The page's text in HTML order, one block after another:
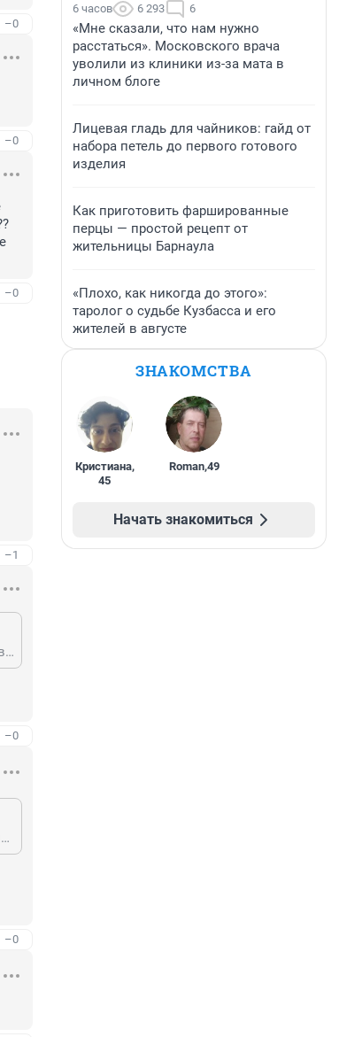
–0
–0
–0
–1
Гость, о чем это сетуете!? Мы, как больше 30 лет с колен встаём, ушли от пресловутого совка. Государство нам демократию построило, а бизнес надо бы благодарить. Чай не совок, а времена возможностей. За окном капитализм с его плодами, кушайте и наслаждайтесь
–0
В позднем совке и не такое было. Там люди были рады задуриваться всякими наперсточниками и прочими кашпировскими
–0
6 часов 6 293 6
«Мне сказали, что нам нужно
расстаться». Московского врача
уволили из клиники из-за мата в
личном блоге
Лицевая гладь для чайников: гайд от
набора петель до первого готового
изделия
Как приготовить фаршированные
перцы — простой рецепт от
жительницы Барнаула
«Плохо, как никогда до этого»:
таролог о судьбе Кузбасса и его
жителей в августе
ЗНАКОМСТВА
Кристиана,
45
Roman,49
Начать знакомиться